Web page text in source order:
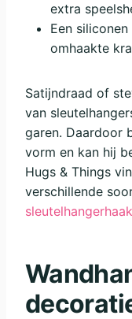
extra
Een
omhaakte
Satijndraad of
van
garen. Daardoor
vorm en kan hij
Hugs & Things
verschillende